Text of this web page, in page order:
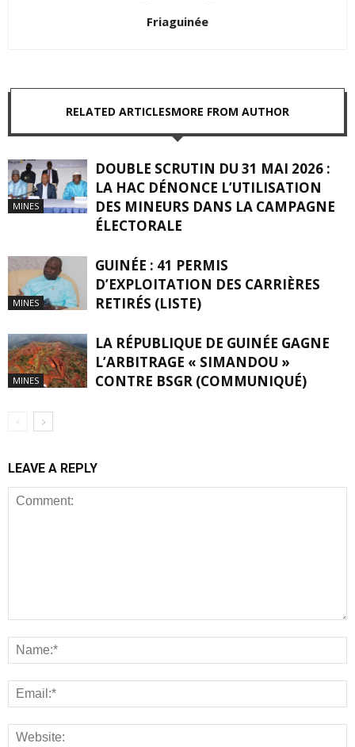
Friaguinée
RELATED ARTICLESMORE FROM AUTHOR
MINES
DOUBLE SCRUTIN DU 31 MAI 2026 :
LA HAC DÉNONCE L’UTILISATION
DES MINEURS DANS LA CAMPAGNE
ÉLECTORALE
MINES
GUINÉE : 41 PERMIS
D’EXPLOITATION DES CARRIÈRES
RETIRÉS (LISTE)
MINES
LA RÉPUBLIQUE DE GUINÉE GAGNE
L’ARBITRAGE « SIMANDOU »
CONTRE BSGR (COMMUNIQUÉ)
LEAVE A REPLY